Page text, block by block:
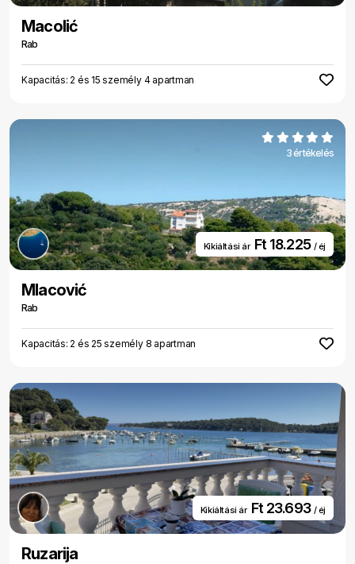
Macolić
Rab
Kapacitás: 2 és 15 személy 4 apartman
3 értékelés
Kikiáltási ár Ft 18.225 / éj
Mlacović
Rab
Kapacitás: 2 és 25 személy 8 apartman
Kikiáltási ár Ft 23.693 / éj
Ruzarija